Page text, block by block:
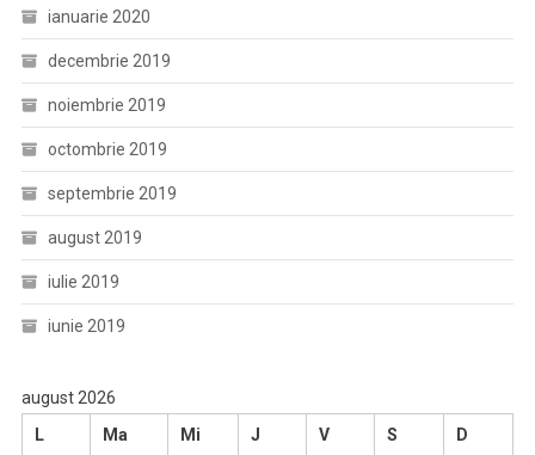
ianuarie 2020
decembrie 2019
noiembrie 2019
octombrie 2019
septembrie 2019
august 2019
iulie 2019
iunie 2019
august 2026
L
Ma Mi J V S D